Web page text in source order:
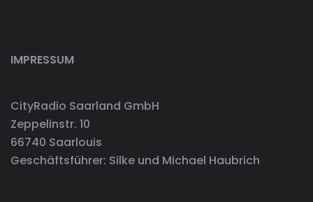
IMPRESSUM
CityRadio Saarland GmbH
Zeppelinstr. 10
66740 Saarlouis
Geschäftsführer: Silke und Michael Haubrich